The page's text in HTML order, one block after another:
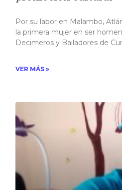
Por su labor en Malambo,
la primera mujer en ser
Decimeros y Bailadores de
VER MÁS »